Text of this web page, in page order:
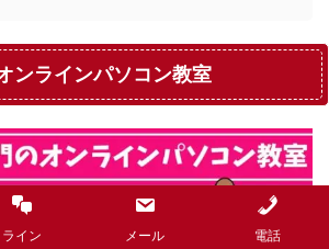
ンラインパソコン教室
ライン メール 電話